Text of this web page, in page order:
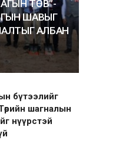
ТӨВ”-
ШАВЫГ
АЛБАН
бүтээлийг
шагналын
нүүрстэй